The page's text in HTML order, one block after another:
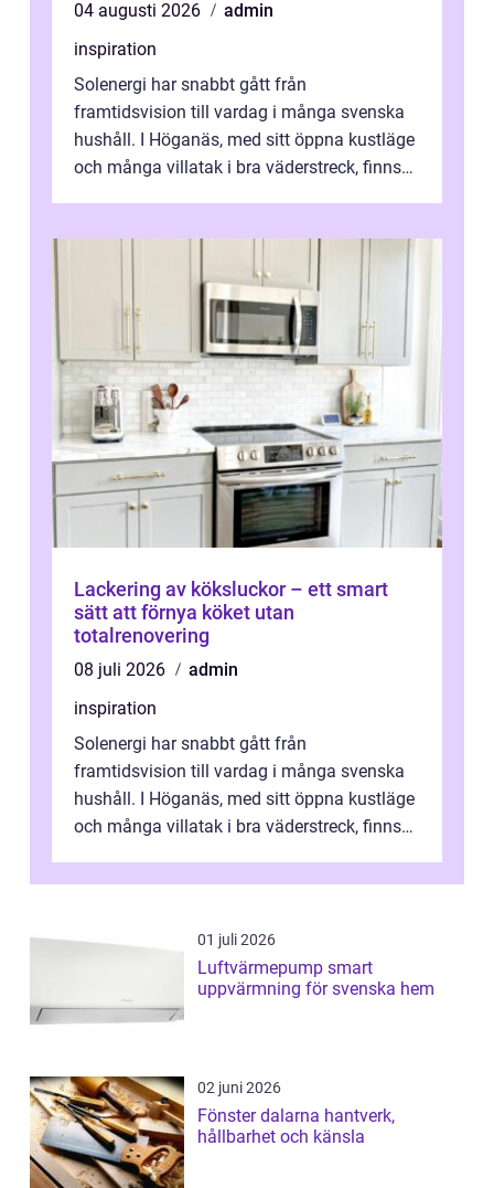
04 augusti 2026
admin
inspiration
Solenergi har snabbt gått från
framtidsvision till vardag i många svenska
hushåll. I Höganäs, med sitt öppna kustläge
och många villatak i bra väderstreck, finns
Lackering av köksluckor – ett smart
sätt att förnya köket utan
totalrenovering
08 juli 2026
admin
inspiration
Solenergi har snabbt gått från
framtidsvision till vardag i många svenska
hushåll. I Höganäs, med sitt öppna kustläge
och många villatak i bra väderstreck, finns
01 juli 2026
Luftvärmepump smart
uppvärmning för svenska hem
02 juni 2026
Fönster dalarna hantverk,
hållbarhet och känsla